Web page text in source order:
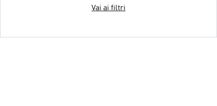
Vai ai filtri